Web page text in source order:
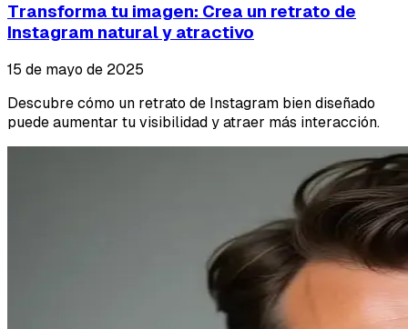
Transforma tu imagen: Crea un retrato de
Instagram natural y atractivo
15 de mayo de 2025
Descubre cómo un retrato de Instagram bien diseñado
puede aumentar tu visibilidad y atraer más interacción.